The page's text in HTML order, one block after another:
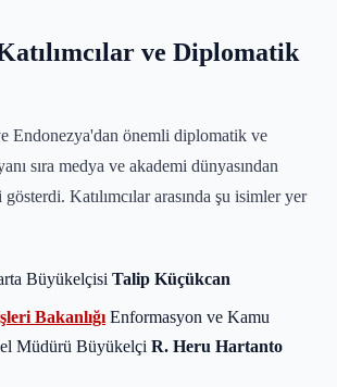
ve Diplomatik
Endonezya'dan önemli diplomatik ve
sıra medya ve akademi dünyasından
Katılımcılar arasında şu isimler yer
Büyükelçisi Talip Küçükcan
Bakanlığı Enformasyon ve Kamu
Müdürü Büyükelçi R. Heru Hartanto